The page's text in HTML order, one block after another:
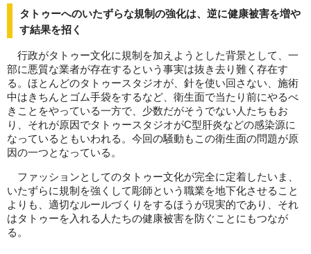
タトゥーへのいたずらな規制の強化は、逆に健康被害を増や
す結果を招く
行政がタトゥー文化に規制を加えようとした背景として、一
部に悪質な業者が存在するという事実は抜き去り難く存在す
る。ほとんどのタトゥースタジオが、針を使い回さない、施術
中はきちんとゴム手袋をするなど、衛生面で当たり前にやるべ
きことをやっている一方で、少数だがそうでない人たちもお
り、それが原因でタトゥースタジオがC型肝炎などの感染源に
なっているともいわれる。今回の騒動もこの衛生面の問題が原
因の一つとなっている。
ファッションとしてのタトゥー文化が完全に定着したいま、
いたずらに規制を強くして彫師という職業を地下化させること
よりも、適切なルールづくりをするほうが現実的であり、それ
はタトゥーを入れる人たちの健康被害を防ぐことにもつなが
る。